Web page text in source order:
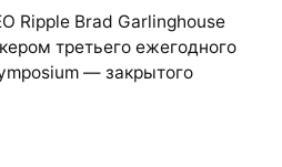
Ripple Brad Garlinghouse
третьего ежегодного
— закрытого